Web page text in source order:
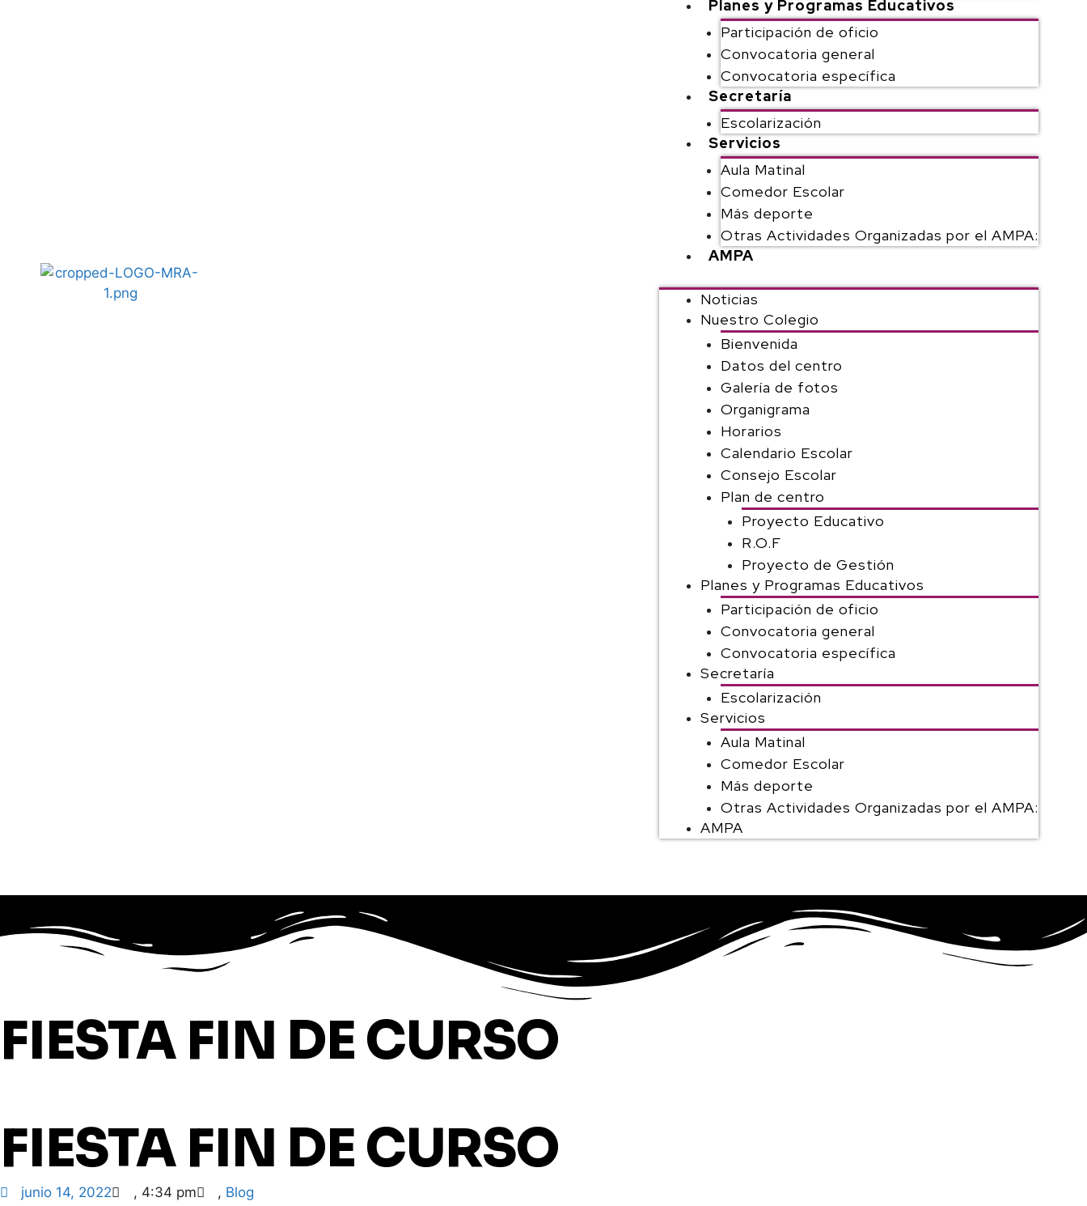
Planes y Programas Educativos
Participación de oficio
Convocatoria general
Convocatoria específica
Secretaría
Escolarización
Servicios
Aula Matinal
Comedor Escolar
Más deporte
Otras Actividades Organizadas por el AMPA:
AMPA
Noticias
Nuestro Colegio
Bienvenida
Datos del centro
Galería de fotos
Organigrama
Horarios
Calendario Escolar
Consejo Escolar
Plan de centro
Proyecto Educativo
R.O.F
Proyecto de Gestión
Planes y Programas Educativos
Participación de oficio
Convocatoria general
Convocatoria específica
Secretaría
Escolarización
Servicios
Aula Matinal
Comedor Escolar
Más deporte
Otras Actividades Organizadas por el AMPA:
AMPA
FIESTA FIN DE CURSO
FIESTA FIN DE CURSO
junio 14, 2022 , 4:34 pm , Blog